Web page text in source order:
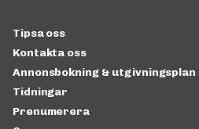
Tipsa oss
Kontakta oss
Annonsbokning & utgivningsplan
Tidningar
Prenumerera